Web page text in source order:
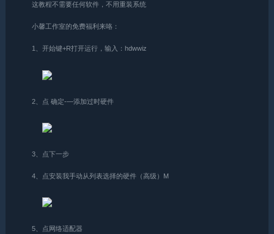
这教程不需要任何软件，不用重装系统
小馨工作室的免费福利来咯：
1、开始键+R打开运行，输入：hdwwiz
2、点 确定-—添加过时硬件
3、点下一步
4、点安装我手动从列表选择的硬件（高级）M
5、点网络适配器